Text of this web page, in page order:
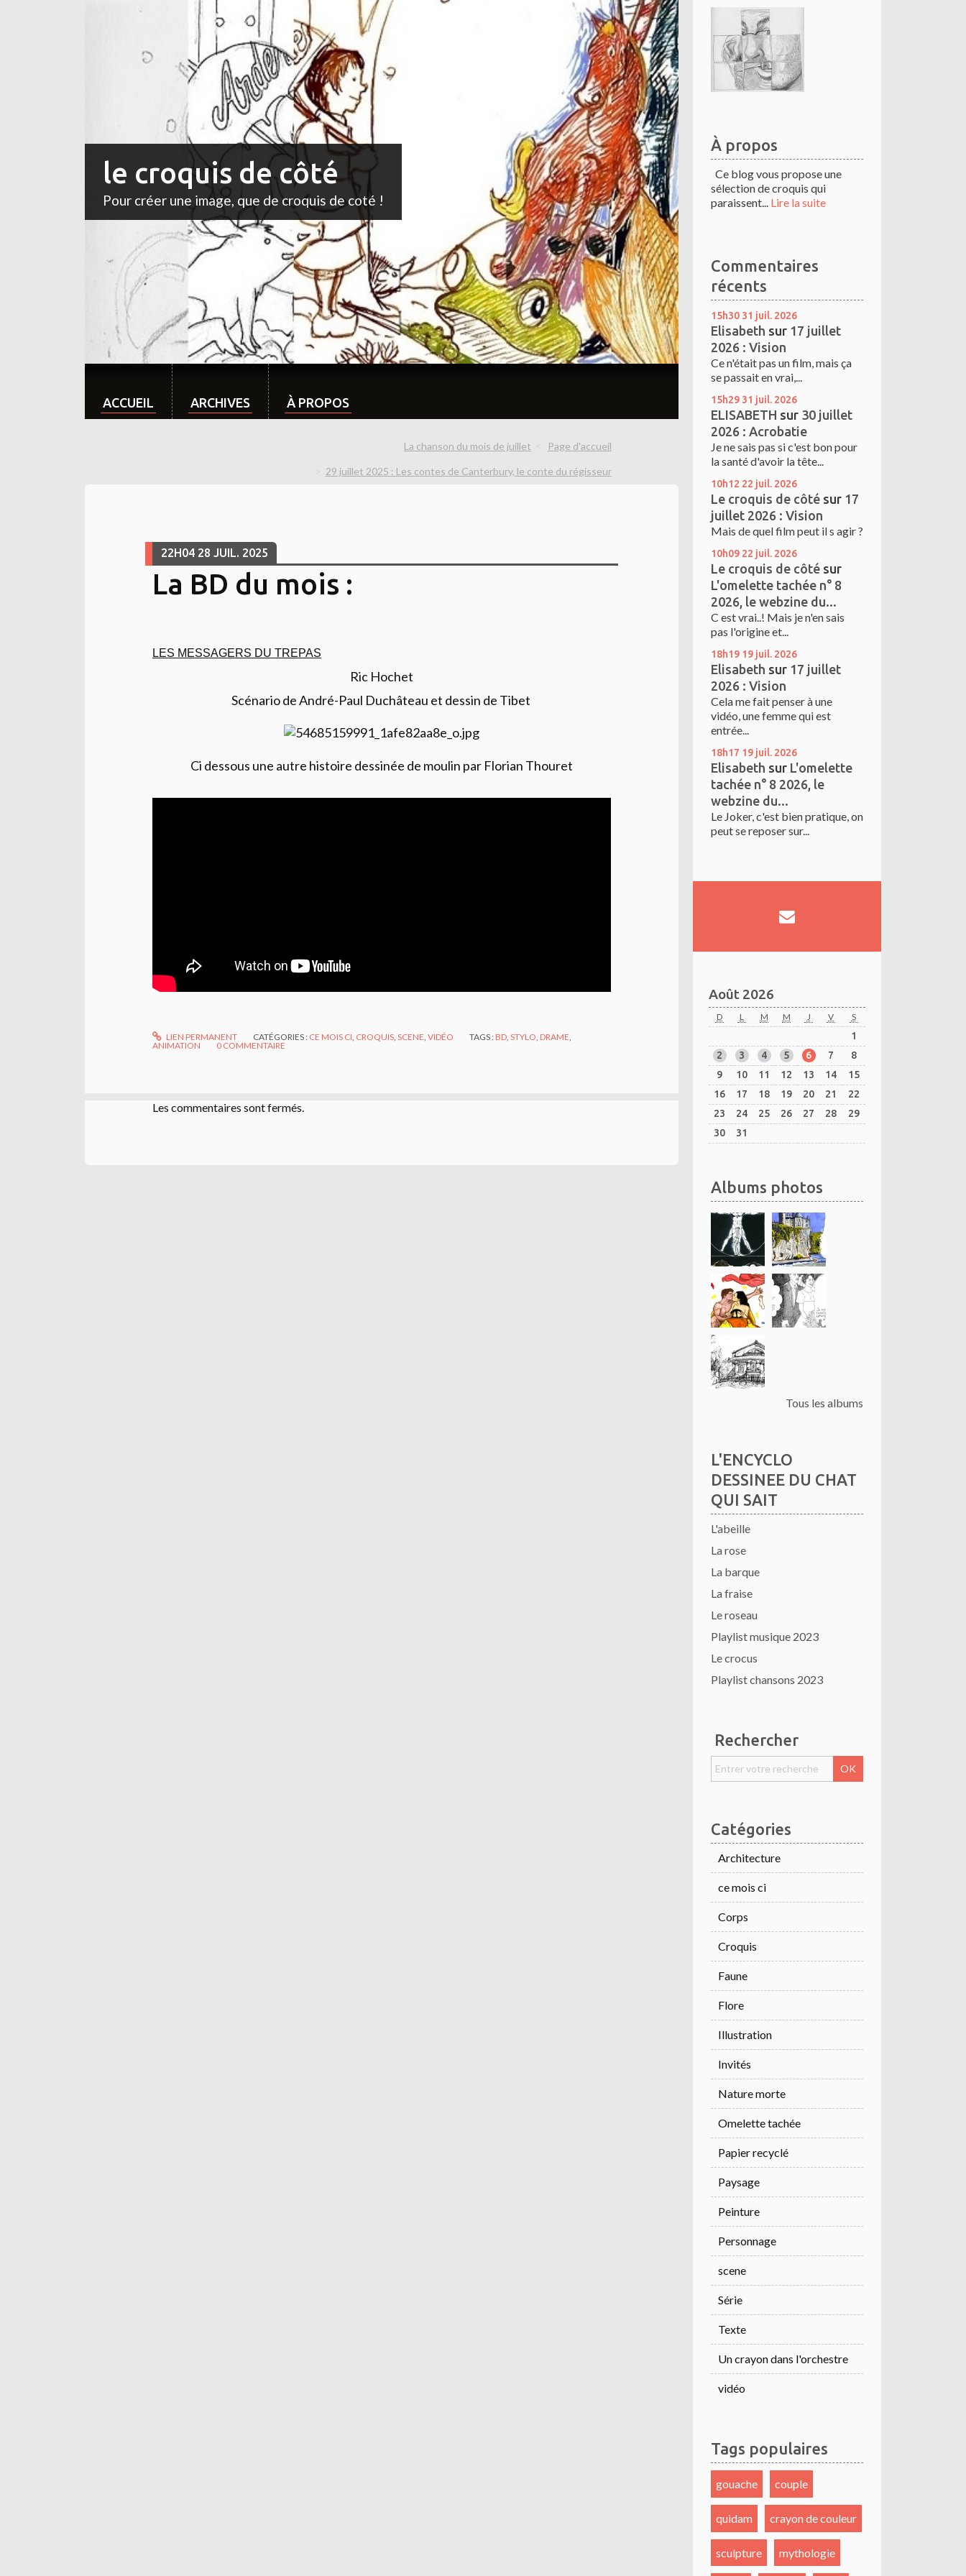
le croquis de côté
Pour créer une image, que de croquis de coté !
ACCUEIL ARCHIVES À PROPOS
La chanson du mois de juillet Page d'accueil
29 juillet 2025 : Les contes de Canterbury, le conte du régisseur
22H04 28 JUIL. 2025
La BD du mois :
LES MESSAGERS DU TREPAS
Ric Hochet
Scénario de André-Paul Duchâteau et dessin de Tibet
Ci dessous une autre histoire dessinée de moulin par Florian Thouret
LIEN PERMANENT CATÉGORIES : CE MOIS CI CROQUIS ,SCENE ,VIDÉO TAGS :BD ,STYLO ,DRAME
ANIMATION
0 COMMENTAIRE
Les commentaires sont fermés.
À propos
Ce blog vous propose une
sélection de croquis qui
paraissent... Lire la suite
Commentaires
récents
15h30 31 juil. 2026
Elisabeth sur 17 juillet
2026 : Vision
Ce n'était pas un film, mais ça
se passait en vrai,...
15h29 31 juil. 2026
ELISABETH sur 30 juillet
2026 : Acrobatie
Je ne sais pas si c'est bon pour
la santé d'avoir la tête...
10h12 22 juil. 2026
Le croquis de côté sur 17
juillet 2026 : Vision
Mais de quel film peut il s agir ?
10h09 22 juil. 2026
Le croquis de côté sur
L'omelette tachée n° 8
2026, le webzine du...
C est vrai..! Mais je n'en sais
pas l'origine et...
18h19 19 juil. 2026
Elisabeth sur 17 juillet
2026 : Vision
Cela me fait penser à une
vidéo, une femme qui est
entrée...
18h17 19 juil. 2026
Elisabeth sur L'omelette
tachée n° 8 2026, le
webzine du...
Le Joker, c'est bien pratique, on
peut se reposer sur...
Août 2026
D L M M J V S
1
2
3 4 5 6 7
8
9
10 11 12 13 14
15
16
17 18 19 20 21
22
23
24 25 26 27 28
29
30
31
Albums photos
Tous les albums
L'ENCYCLO
DESSINEE DU CHAT
QUI SAIT
L'abeille
La rose
La barque
La fraise
Le roseau
Playlist musique 2023
Le crocus
Playlist chansons 2023
Rechercher
Catégories
Architecture
ce mois ci
Corps
Croquis
Faune
Flore
Illustration
Invités
Nature morte
Omelette tachée
Papier recyclé
Paysage
Peinture
Personnage
scene
Série
Texte
Un crayon dans l'orchestre
vidéo
Tags populaires
gouache couple
quidam crayon de couleur
sculpture mythologie